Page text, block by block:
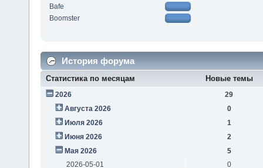
Bafe
Boomster
История форума
Статистика по месяцам Новые темы
2026
29
Августа 2026
0
Июля 2026
1
Июня 2026
2
Мая 2026
5
2026-05-01
0